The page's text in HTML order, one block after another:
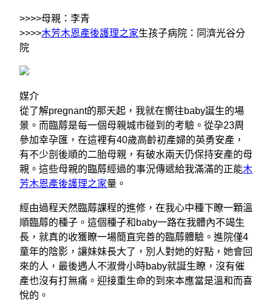
>>>>母親：李青
>>>>木芳木恩產後護理之家生孩子病院：同濟光谷分
院
媒介
從了解pregnant的那天起，我就在嚮往baby誕生的場
景。而臨蓐是每一個母親城市碰到的考驗。從孕23周
參加幸孕匯，在這裡有40歲高齡初產婦的英勇安產，
有不少剖後順的二胎母親，有破水兩天仍保持安產的母
親。這些母親的臨蓐經過的事況傳遞給我滿滿的正能木
芳木恩產後護理之家量。
經由過程天然臨蓐課程的進修，在我心中種下瞭一顆溫
順臨蓐的種子。這個種子和baby一路在我體內不竭生
長，就真的收獲瞭一場簡直完善的臨蓐體驗。進院僅4
童年的陰影，讓妹妹長大了，別人對她的好點，她會回
來的人，最後遇人不淑骨小時baby就誕生瞭，沒有催
產也沒有打無痛。迎接重生命的到來本應當是溫和而喜
悅的。